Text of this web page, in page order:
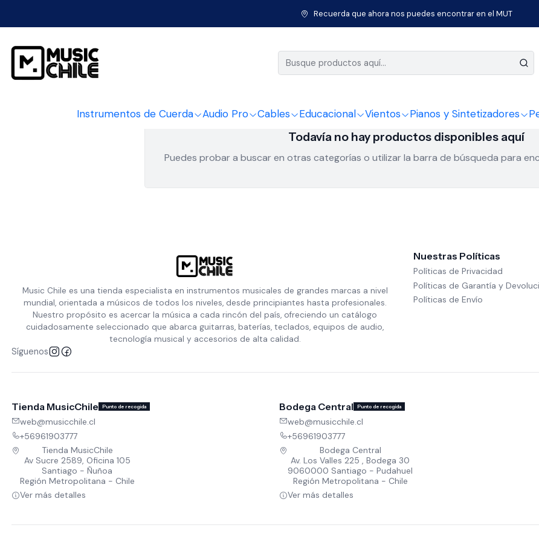
Instrumentos de Cuerda Audio Pro Cables Educacional Vientos Pianos y Sintetizadores
Recuerda que ahora nos puedes encontrar en el MUT
Inicio Percusión Doumbek
Doumbek
Todavía no hay productos disponibles aquí
Puedes probar a buscar en otras categorías o utilizar la barra de búsqueda para
Music Chile es una tienda especialista en instrumentos musicales de grandes marcas a nivel
mundial, orientada a músicos de todos los niveles, desde principiantes hasta profesionales.
Nuestro propósito es acercar la música a cada rincón del país, ofreciendo un catálogo
cuidadosamente seleccionado que abarca guitarras, baterías, teclados, equipos de audio,
tecnología musical y accesorios de alta calidad.
Síguenos
Nuestras Políticas
Políticas de Privacidad
Políticas de Garantía y
Políticas de Envío
Tienda MusicChile Punto de recogida
web@musicchile.cl
+56961903777
Tienda MusicChile
Av Sucre 2589, Oficina 105
Santiago - Ñuñoa
Región Metropolitana - Chile
Ver más detalles
Bodega Central Punto de recogida
web@musicchile.cl
+56961903777
Bodega Central
Av. Los Valles 225 , Bodega 30
9060000 Santiago - Pudahuel
Región Metropolitana - Chile
Ver más detalles